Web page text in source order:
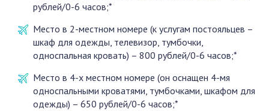
рублей/0-6 часов;*
Место в 2-местном номере (к услугам постояльцев –
шкаф для одежды, телевизор, тумбочки,
односпальная кровать) – 800 рублей/0-6 часов;*
Место в 4-х местном номере (он оснащен 4-мя
односпальными кроватями, тумбочками, шкафом для
одежды) – 650 рублей/0-6 часов;*